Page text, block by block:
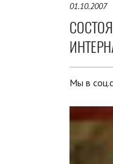
01.10.2007
Мы в